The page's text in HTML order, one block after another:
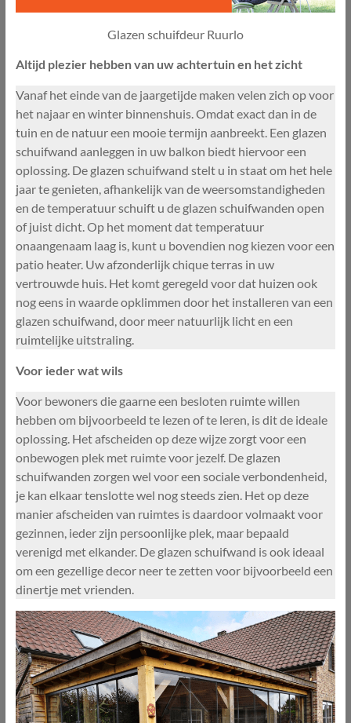
Glazen schuifdeur Ruurlo
Altijd plezier hebben van uw achtertuin en het zicht
Vanaf het einde van de jaargetijde maken velen zich op voor
het najaar en winter binnenshuis. Omdat exact dan in de
tuin en de natuur een mooie termijn aanbreekt. Een glazen
schuifwand aanleggen in uw balkon biedt hiervoor een
oplossing. De glazen schuifwand stelt u in staat om het hele
jaar te genieten, afhankelijk van de weersomstandigheden
en de temperatuur schuift u de glazen schuifwanden open
of juist dicht. Op het moment dat temperatuur
onaangenaam laag is, kunt u bovendien nog kiezen voor een
patio heater. Uw afzonderlijk chique terras in uw
vertrouwde huis. Het komt geregeld voor dat huizen ook
nog eens in waarde opklimmen door het installeren van een
glazen schuifwand, door meer natuurlijk licht en een
ruimtelijke uitstraling.
Voor ieder wat wils
Voor bewoners die gaarne een besloten ruimte willen
hebben om bijvoorbeeld te lezen of te leren, is dit de ideale
oplossing. Het afscheiden op deze wijze zorgt voor een
onbewogen plek met ruimte voor jezelf. De glazen
schuifwanden zorgen wel voor een sociale verbondenheid,
je kan elkaar tenslotte wel nog steeds zien. Het op deze
manier afscheiden van ruimtes is daardoor volmaakt voor
gezinnen, ieder zijn persoonlijke plek, maar bepaald
verenigd met elkander. De glazen schuifwand is ook ideaal
om een gezellige decor neer te zetten voor bijvoorbeeld een
dinertje met vrienden.